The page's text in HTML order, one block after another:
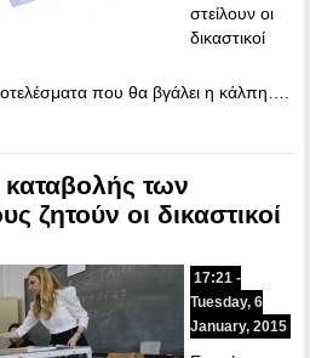
στείλουν οι
δικαστικοί
που θα βγάλει η κάλπη….
των
ζητούν οι δικαστικοί
17:21 -
Tuesday, 6
January, 2015